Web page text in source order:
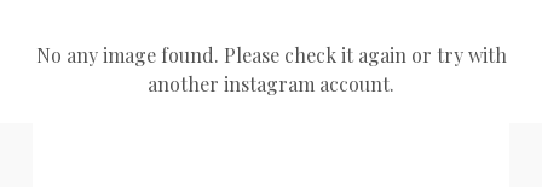
No any image found. Please check it again or try with
another instagram account.